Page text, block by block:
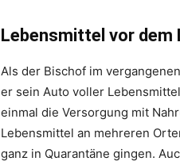
Lebensmittel vor dem
Als der Bischof im
er sein Auto voller
einmal die Versorgung mit
Lebensmittel an mehreren
ganz in Quarantäne gingen.